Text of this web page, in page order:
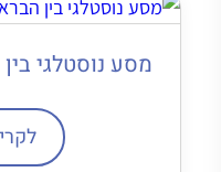
מסע נוסטלגי